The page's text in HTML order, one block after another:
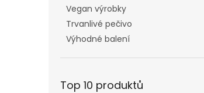
Vegan výrobky
Trvanlivé pečivo
Výhodné balení
Top 10 produktů